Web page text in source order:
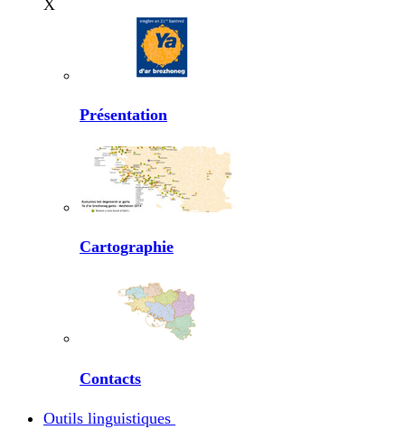
X
Présentation
Cartographie
Contacts
Outils linguistiques